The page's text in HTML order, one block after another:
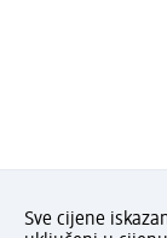
Sve cijene